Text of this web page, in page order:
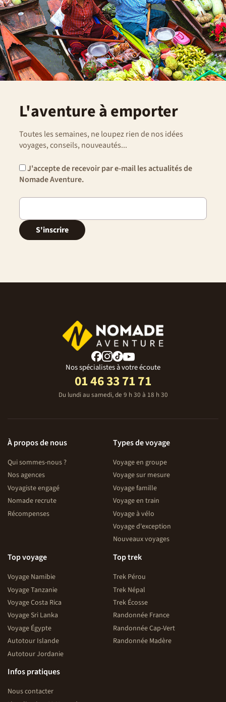
L'aventure à emporter
Toutes les semaines, ne loupez rien de nos idées
voyages, conseils, nouveautés...
J'accepte de recevoir par e-mail les actualités de
Nomade Aventure.
S'inscrire
Nos spécialistes à votre écoute
01 46 33 71 71
Du lundi au samedi, de 9 h 30 à 18 h 30
À propos de nous
Qui sommes-nous ?
Nos agences
Voyagiste engagé
Nomade recrute
Récompenses
Types de voyage
Voyage en groupe
Voyage sur mesure
Voyage famille
Voyage en train
Voyage à vélo
Voyage d'exception
Nouveaux voyages
Top voyage
Voyage Namibie
Voyage Tanzanie
Voyage Costa Rica
Voyage Sri Lanka
Voyage Égypte
Autotour Islande
Autotour Jordanie
Top trek
Trek Pérou
Trek Népal
Trek Écosse
Randonnée France
Randonnée Cap-Vert
Randonnée Madère
Infos pratiques
Nous contacter